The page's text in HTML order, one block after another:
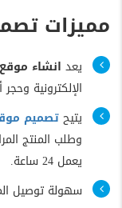
مميزات
يعد انشاء
الإلكترونية
يتيحتصميم
وطلب المنتج
يعمل 24 ساعة.
سهولة توصيل